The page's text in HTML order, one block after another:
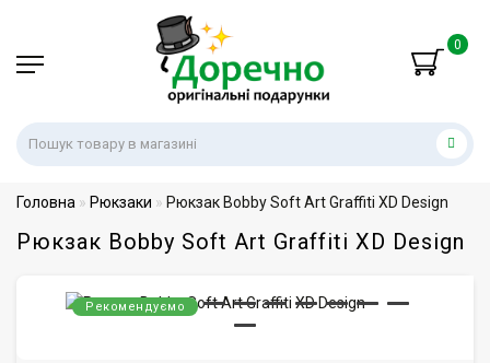
0
Головна Рюкзаки Рюкзак Bobby Soft Art Graffiti XD Design
Рюкзак Bobby Soft Art Graffiti XD Design
Рекомендуємо